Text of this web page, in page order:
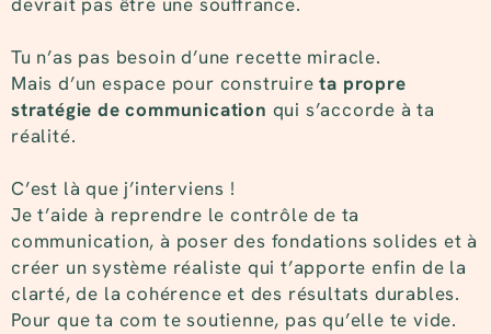
Tu n’as pas besoin d’une recette miracle.
Mais d’un espace pour construireta propre
stratégie de communication qui s’accorde à ta
réalité.
C’est là que j’interviens !
Je t’aide à reprendre le contrôle de ta
communication, à poser des fondations solides et à
créer un système réaliste qui t’apporte enfin de la
clarté, de la cohérence et des résultats durables.
Pour que ta com te soutienne, pas qu’elle te vide.